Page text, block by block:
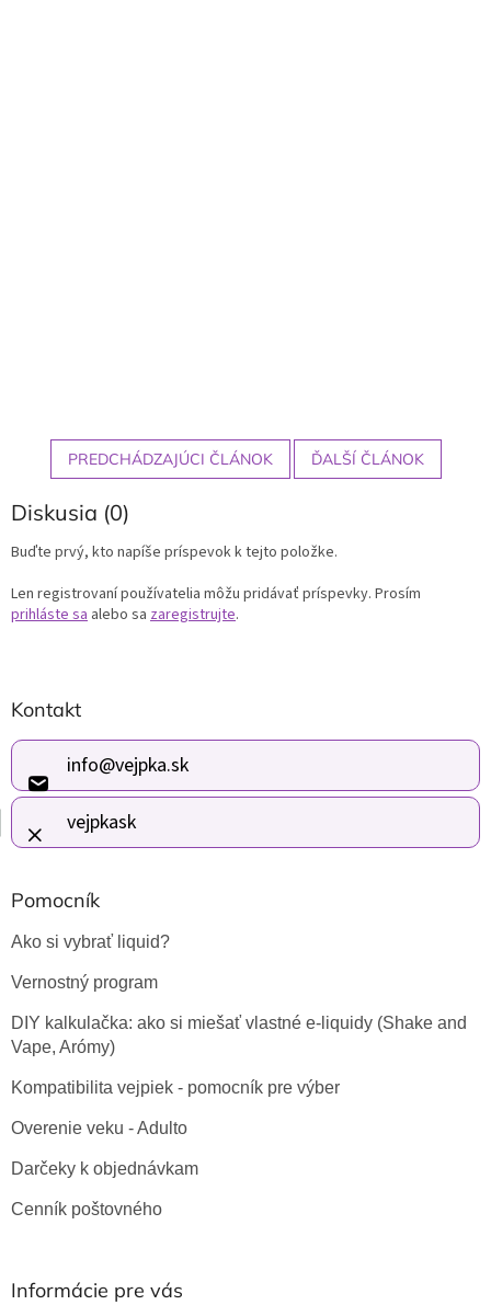
PREDCHÁDZAJÚCI ČLÁNOK ĎALŠÍ ČLÁNOK
Diskusia (0)
Buďte prvý, kto napíše príspevok k tejto položke.
Len registrovaní používatelia môžu pridávať príspevky. Prosím
prihláste sa alebo sa zaregistrujte.
á
p
t
i
e
Kontakt
info@vejpka.sk
vejpkask
Pomocník
Ako si vybrať liquid?
Vernostný program
DIY kalkulačka: ako si miešať vlastné e-liquidy (Shake and
Vape, Arómy)
Kompatibilita vejpiek - pomocník pre výber
Overenie veku - Adulto
Darčeky k objednávkam
Cenník poštovného
Informácie pre vás